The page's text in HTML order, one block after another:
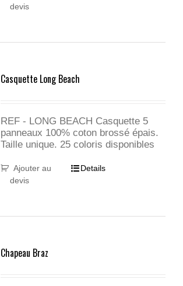
devis
Casquette Long Beach
REF - LONG BEACH Casquette 5
panneaux 100% coton brossé épais.
Taille unique. 25 coloris disponibles
Ajouter au
devis
Details
Chapeau Braz